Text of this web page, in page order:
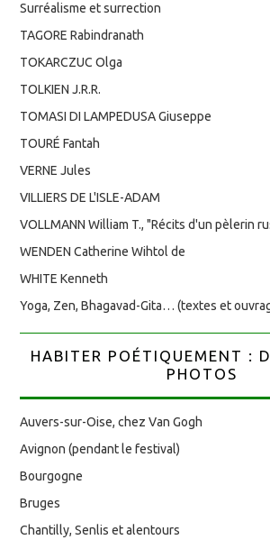
Surréalisme et surrection
TAGORE Rabindranath
TOKARCZUC Olga
TOLKIEN J.R.R.
TOMASI DI LAMPEDUSA Giuseppe
TOURÉ Fantah
VERNE Jules
VILLIERS DE L'ISLE-ADAM
VOLLMANN William T., "Récits d'un pèlerin
WENDEN Catherine Wihtol de
WHITE Kenneth
Yoga, Zen, Bhagavad-Gita… (textes et
HABITER POÉTIQUEMENT :
PHOTOS
Auvers-sur-Oise, chez Van Gogh
Avignon (pendant le festival)
Bourgogne
Bruges
Chantilly, Senlis et alentours